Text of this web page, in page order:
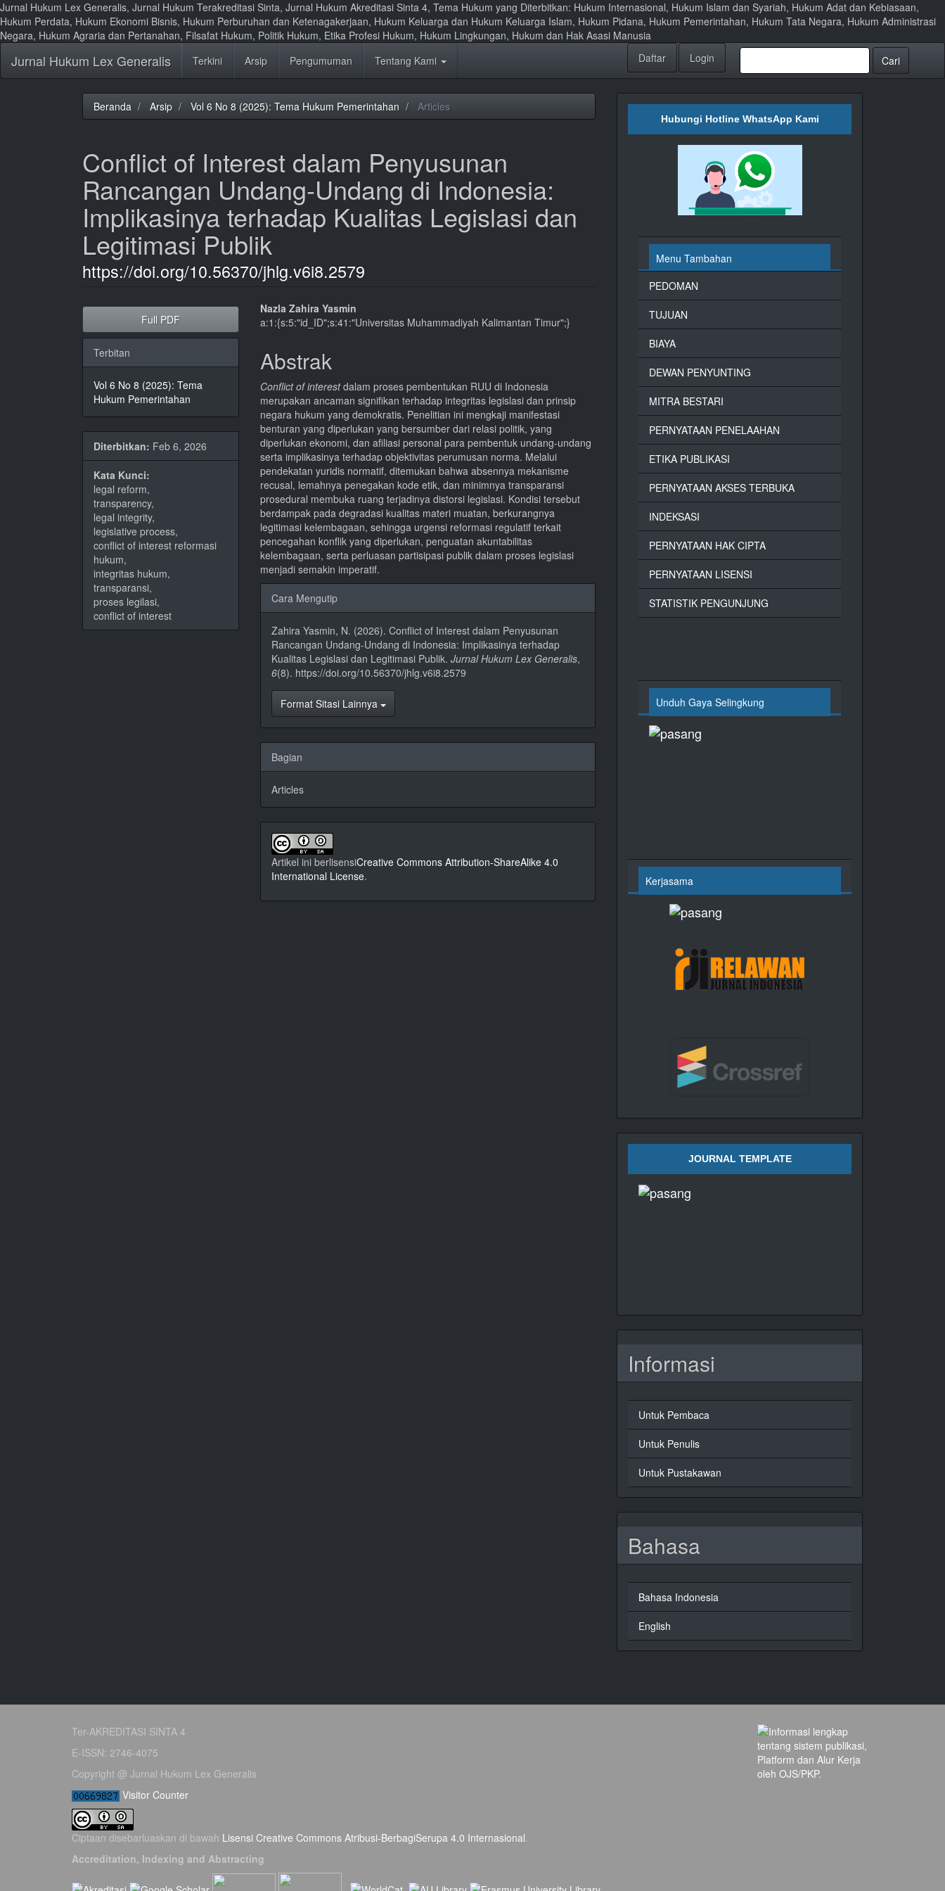
Jurnal Hukum Lex Generalis, Jurnal Hukum Terakreditasi Sinta, Jurnal Hukum Akreditasi Sinta 4, Tema Hukum yang Diterbitkan: Hukum Internasional, Hukum Islam dan Syariah, Hukum Adat dan Kebiasaan,
Hukum Perdata, Hukum Ekonomi Bisnis, Hukum Perburuhan dan Ketenagakerjaan, Hukum Keluarga dan Hukum Keluarga Islam, Hukum Pidana, Hukum Pemerintahan, Hukum Tata Negara, Hukum Administrasi
Negara, Hukum Agraria dan Pertanahan, Filsafat Hukum, Politik Hukum, Etika Profesi Hukum, Hukum Lingkungan, Hukum dan Hak Asasi Manusia
isi
Jurnal Hukum Lex Generalis Terkini Arsip Pengumuman Tentang Kami Cari
Daftar Login
Beranda Arsip Vol 6 No 8 (2025): Tema Hukum Pemerintahan Articles
Conflict of Interest dalam Penyusunan
Rancangan Undang-Undang di Indonesia:
Implikasinya terhadap Kualitas Legislasi dan
Legitimasi Publik
https://doi.org/10.56370/jhlg.v6i8.2579
Bilah
Samping
Artikel
Full PDF
Terbitan
Vol 6 No 8 (2025): Tema
Hukum Pemerintahan
Diterbitkan: Feb 6, 2026
Kata Kunci:
legal reform,
transparency,
legal integrity,
legislative process,
conflict of interest reformasi
hukum,
integritas hukum,
transparansi,
proses legilasi,
conflict of interest
Isi
Artikel
Utama
Nazla Zahira Yasmin
a:1:{s:5:"id_ID";s:41:"Universitas Muhammadiyah Kalimantan Timur";}
Abstrak
Conflict of interestdalam proses pembentukan RUU di Indonesia
merupakan ancaman signifikan terhadap integritas legislasi dan prinsip
negara hukum yang demokratis. Penelitian ini mengkaji manifestasi
benturan yang diperlukan yang bersumber dari relasi politik, yang
diperlukan ekonomi, dan afiliasi personal para pembentuk undang-undang
serta implikasinya terhadap objektivitas perumusan norma. Melalui
pendekatan yuridis normatif, ditemukan bahwa absennya mekanisme
recusal, lemahnya penegakan kode etik, dan minimnya transparansi
prosedural membuka ruang terjadinya distorsi legislasi. Kondisi tersebut
berdampak pada degradasi kualitas materi muatan, berkurangnya
legitimasi kelembagaan, sehingga urgensi reformasi regulatif terkait
pencegahan konflik yang diperlukan, penguatan akuntabilitas
kelembagaan, serta perluasan partisipasi publik dalam proses legislasi
menjadi semakin imperatif.
Rincian
Artikel
Cara Mengutip
Zahira Yasmin, N. (2026). Conflict of Interest dalam Penyusunan
Rancangan Undang-Undang di Indonesia: Implikasinya terhadap
Kualitas Legislasi dan Legitimasi Publik.Jurnal Hukum Lex Generalis,
6(8). https://doi.org/10.56370/jhlg.v6i8.2579
Format Sitasi Lainnya
Bagian
Articles
Artikel ini berlisensiCreative Commons Attribution-ShareAlike 4.0
International License.
Hubungi Hotline WhatsApp Kami
Menu Tambahan
PEDOMAN
TUJUAN
BIAYA
DEWAN PENYUNTING
MITRA BESTARI
PERNYATAAN PENELAAHAN
ETIKA PUBLIKASI
PERNYATAAN AKSES TERBUKA
INDEKSASI
PERNYATAAN HAK CIPTA
PERNYATAAN LISENSI
STATISTIK PENGUNJUNG
Unduh Gaya Selingkung
Kerjasama
JOURNAL TEMPLATE
Informasi
Untuk Pembaca
Untuk Penulis
Untuk Pustakawan
Bahasa
Bahasa Indonesia
English
Ter-AKREDITASI SINTA 4
E-ISSN: 2746-4075
Copyright @ Jurnal Hukum Lex Generalis
Visitor Counter
Ciptaan disebarluaskan di bawah Lisensi Creative Commons Atribusi-BerbagiSerupa 4.0 Internasional.
Accreditation, Indexing and Abstracting